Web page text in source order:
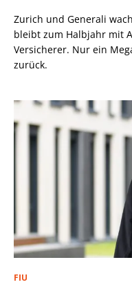
Zurich und Generali
bleibt zum Halbjahr mit
Versicherer. Nur ein
zurück.
FIU